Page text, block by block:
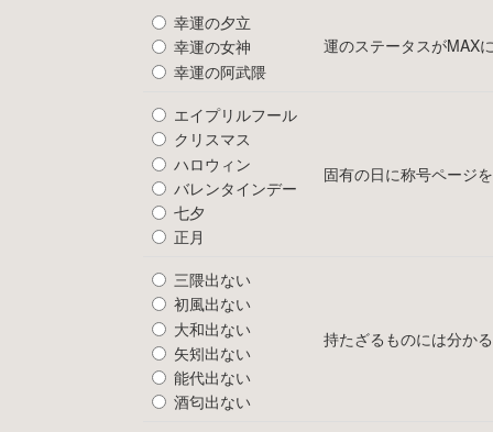
幸運の夕立
幸運の女神
幸運の阿武隈
運のステータスがMAX
エイプリルフール
クリスマス
ハロウィン
バレンタインデー
七夕
正月
固有の日に称号ページ
三隈出ない
初風出ない
大和出ない
矢矧出ない
能代出ない
酒匂出ない
持たざるものには分かる